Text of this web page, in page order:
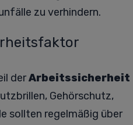
zu verhindern.
derArbeitssicherheit
Gehörschutz,
sollten regelmäßig über